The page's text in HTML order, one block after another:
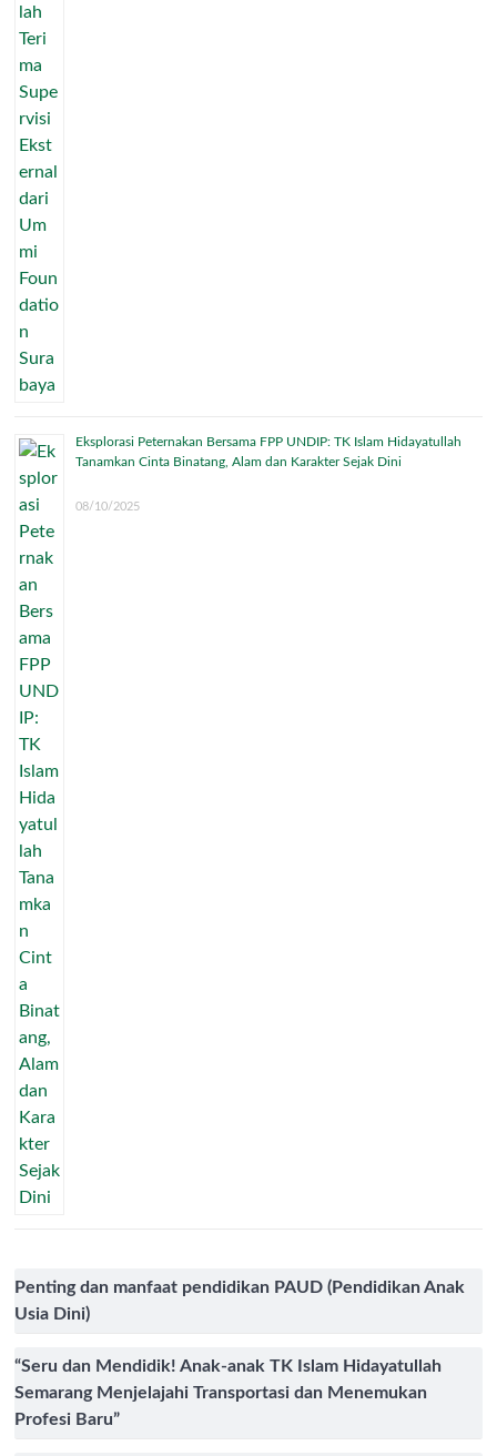
Eksplorasi Peternakan Bersama FPP UNDIP: TK Islam Hidayatullah
Tanamkan Cinta Binatang, Alam dan Karakter Sejak Dini
08/10/2025
Penting dan manfaat pendidikan PAUD (Pendidikan Anak
Usia Dini)
“Seru dan Mendidik! Anak-anak TK Islam Hidayatullah
Semarang Menjelajahi Transportasi dan Menemukan
Profesi Baru”